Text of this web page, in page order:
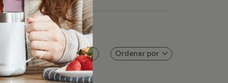
Filtros Ordenar por